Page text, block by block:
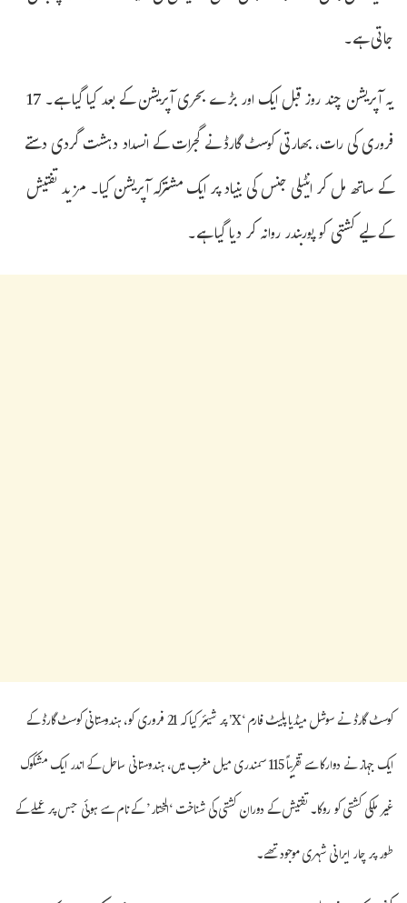
جاتی ہے۔
یہ آپریشن چند روز قبل ایک اور بڑے بحری آپریشن کے بعد کیا گیا ہے۔ 17
فروری کی رات، بھارتی کوسٹ گارڈ نے گجرات کے انسداد دہشت گردی دستے
کے ساتھ مل کر انٹیلی جنس کی بنیاد پر ایک مشترکہ آپریشن کیا۔ مزید تفتیش
کے لیے کشتی کو پوربندر روانہ کر دیا گیا ہے۔
کوسٹ گارڈ نے سوشل میڈیا پلیٹ فارم ‘X’ پر شیئر کیا کہ 21 فروری کو، ہندوستانی کوسٹ گارڈ کے
ایک جہاز نے دوارکا سے تقریباً 115 سمندری میل مغرب میں، ہندوستانی ساحل کے اندر ایک مشکوک
غیر ملکی کشتی کو روکا۔ تفتیش کے دوران کشتی کی شناخت ‘المختار’ کے نام سے ہوئی جس پر عملے کے
طور پر چار ایرانی شہری موجود تھے۔